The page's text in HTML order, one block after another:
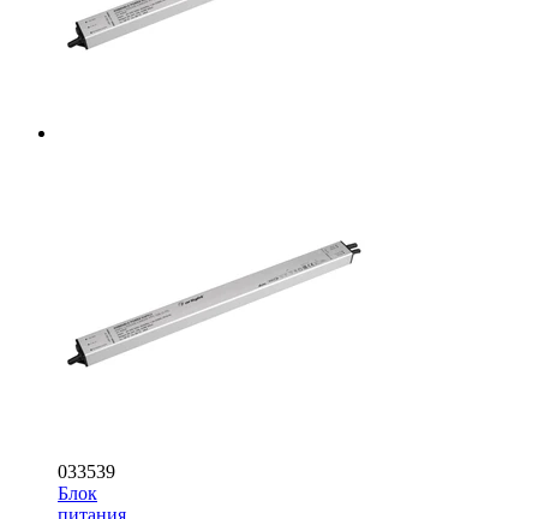
033539
Блок
питания